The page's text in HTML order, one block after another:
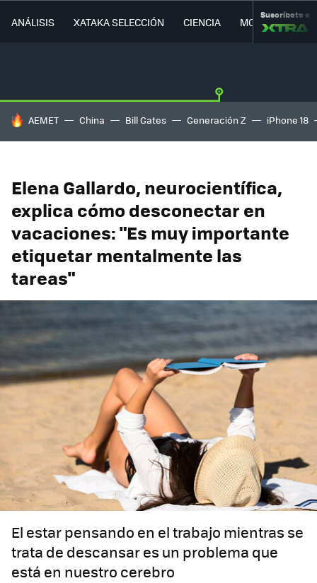
ANÁLISIS XATAKA SELECCIÓN CIENCIA MOVILIDAD
Suscríbete a
HOY SE HABLA DE
AEMET China Bill Gates Generación Z iPhone 18
Elena Gallardo, neurocientífica,
explica cómo desconectar en
vacaciones: "Es muy importante
etiquetar mentalmente las
tareas"
El estar pensando en el trabajo mientras se
trata de descansar es un problema que
está en nuestro cerebro